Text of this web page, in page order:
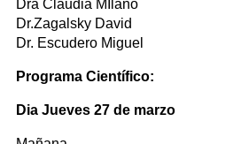
Dra Claudia MIlano
Dr.Zagalsky David
Dr. Escudero Miguel
Programa Científico:
Dia Jueves 27 de marzo